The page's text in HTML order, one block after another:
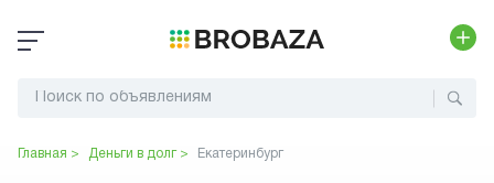
Главная > Деньги в долг> Екатеринбург